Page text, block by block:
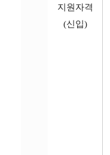
지원자격
(신입)